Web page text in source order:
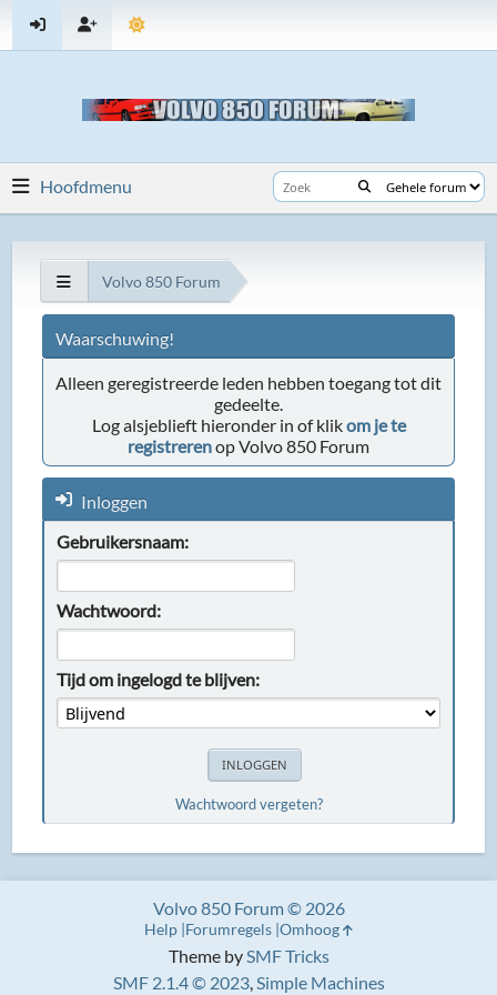
Hoofdmenu
Volvo 850 Forum
Waarschuwing!
Alleen geregistreerde leden hebben toegang tot dit
gedeelte.
Log alsjeblieft hieronder in of klikom je te
registrerenop Volvo 850 Forum
Inloggen
Gebruikersnaam:
Wachtwoord:
Tijd om ingelogd te blijven:
Wachtwoord vergeten?
Theme bySMF Tricks
SMF 2.1.4 © 2023,Simple Machines
Volvo 850 Forum © 2026
Help Forumregels Omhoog